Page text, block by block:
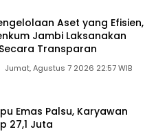
Aset yang Efisien,
Jambi Laksanakan
Transparan
Jumat, Agustus 7 2026 22:57 WIB
Emas Palsu, Karyawan
27,1 Juta